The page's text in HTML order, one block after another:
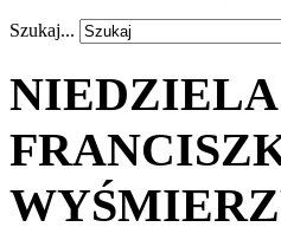
Szukaj...
NIEDZIELA